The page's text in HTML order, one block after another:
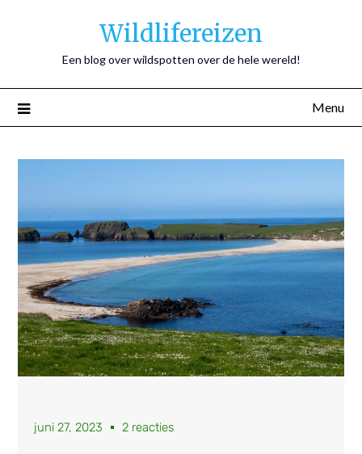
Wildlifereizen
Een blog over wildspotten over de hele wereld!
Menu
juni 27, 2023 2 reacties